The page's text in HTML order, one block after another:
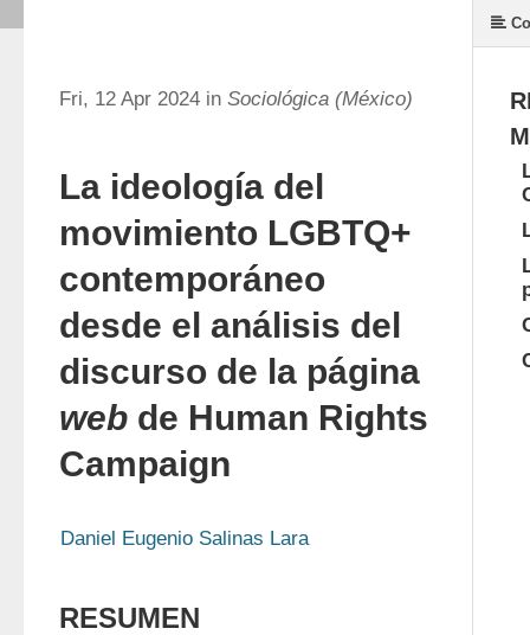
Fri, 12 Apr 2024 in Sociológica (México)
La ideología del
movimiento LGBTQ+
contemporáneo
desde el análisis del
discurso de la página
web de Human Rights
Campaign
Daniel Eugenio Salinas Lara
RESUMEN